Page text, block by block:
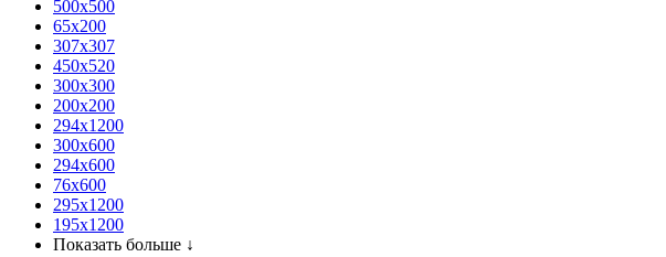
500x500
65x200
307x307
450x520
300x300
200x200
294x1200
300x600
294x600
76х600
295х1200
195х1200
Показать больше ↓